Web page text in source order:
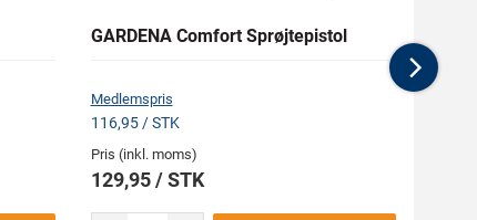
GARDENA Comfort Sprøjtepistol
Medlemspris
116,95 / STK
Pris (inkl. moms)
129,95 / STK